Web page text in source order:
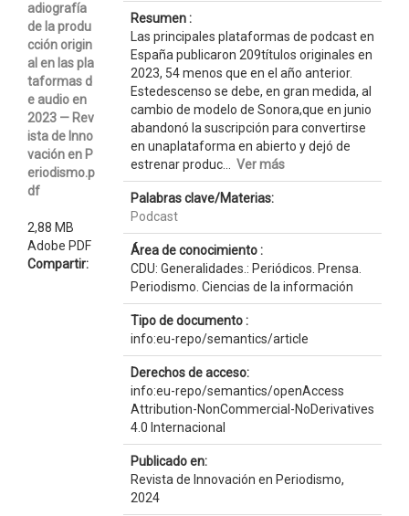
adiografía
de la produ
cción origin
al en las pla
taformas d
e audio en
2023 — Rev
ista de Inno
vación en P
eriodismo.p
df
2,88 MB
Adobe PDF
Compartir:
Resumen :
Las principales plataformas de podcast en
España publicaron 209títulos originales en
2023, 54 menos que en el año anterior.
Estedescenso se debe, en gran medida, al
cambio de modelo de Sonora,que en junio
abandonó la suscripción para convertirse
en unaplataforma en abierto y dejó de
estrenar produc... Ver más
Palabras clave/Materias:
Podcast
Área de conocimiento :
CDU: Generalidades.: Periódicos. Prensa.
Periodismo. Ciencias de la información
Tipo de documento :
info:eu-repo/semantics/article
Derechos de acceso:
info:eu-repo/semantics/openAccess
Attribution-NonCommercial-NoDerivatives
4.0 Internacional
Publicado en:
Revista de Innovación en Periodismo,
2024